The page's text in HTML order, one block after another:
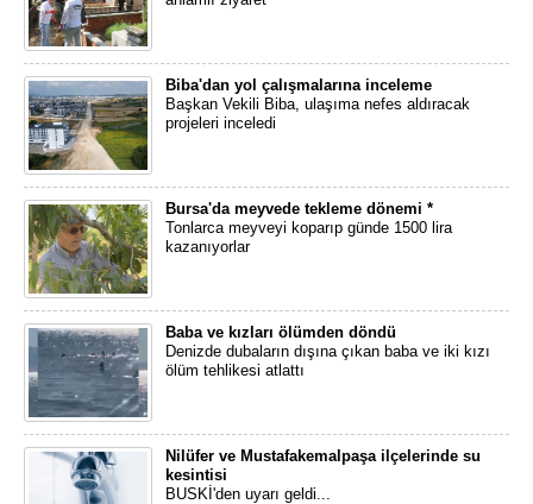
Biba'dan yol çalışmalarına inceleme
Başkan Vekili Biba, ulaşıma nefes aldıracak
projeleri inceledi
Bursa'da meyvede tekleme dönemi *
Tonlarca meyveyi koparıp günde 1500 lira
kazanıyorlar
Baba ve kızları ölümden döndü
Denizde dubaların dışına çıkan baba ve iki kızı
ölüm tehlikesi atlattı
Nilüfer ve Mustafakemalpaşa ilçelerinde su
kesintisi
BUSKİ'den uyarı geldi...